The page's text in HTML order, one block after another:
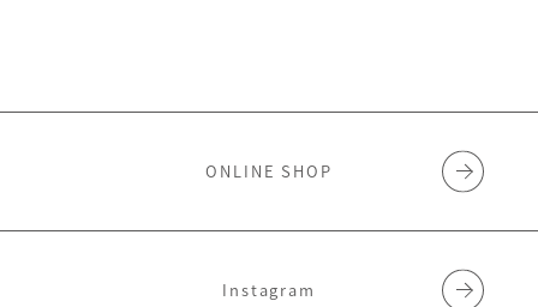
ONLINE SHOP
Instagram